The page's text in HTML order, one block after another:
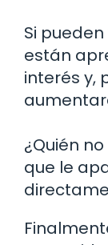
Si
están
interés y,
¿Quién
que le